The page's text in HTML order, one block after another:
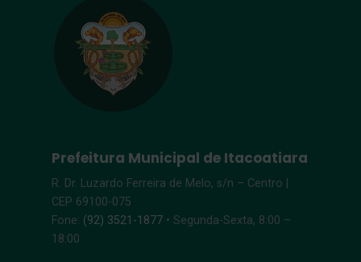
Prefeitura Municipal de Itacoatiara
R. Dr. Luzardo Ferreira de Melo, s/n – Centro |
CEP 69100-075
Fone: (92) 3521-1877 • Segunda-Sexta, 8:00 –
18:00